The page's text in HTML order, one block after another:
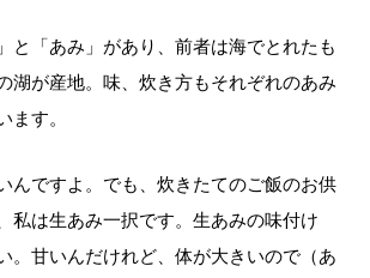
と「あみ」があり、前者は海でとれたも
湖が産地。味、炊き方もそれぞれのあみ
ます。
んですよ。でも、炊きたてのご飯のお供
私は生あみ一択です。生あみの味付け
。甘いんだけれど、体が大きいので（あ